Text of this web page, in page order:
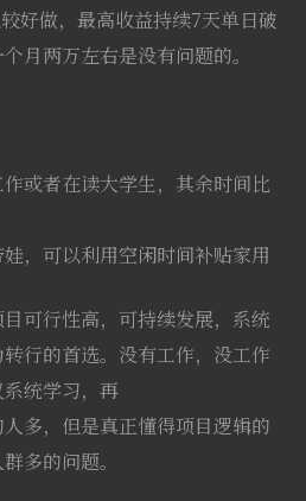
好做，最高收益持续7天单日破
月两万左右是没有问题的。
或者在读大学生，其余时间比
，可以利用空闲时间补贴家用
可行性高，可持续发展，系统
行的首选。没有工作，没工作
统学习，再
多，但是真正懂得项目逻辑的
多的问题。